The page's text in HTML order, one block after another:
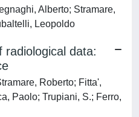
Alberto; Stramare,
Leopoldo
radiological data:
Roberto; Fitta',
Paolo; Trupiani, S.; Ferro,